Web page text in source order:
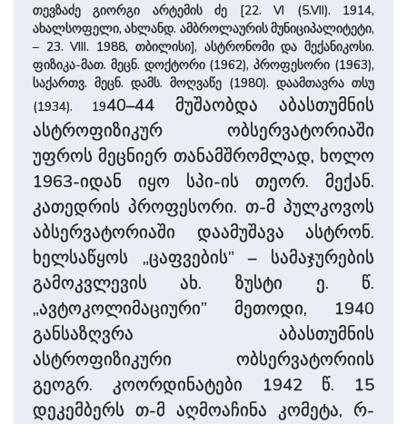
თევზაძე გიორგი არტემის ძე [22. VI (5.VII). 1914,
ახალსოფელი, ახლანდ. ამბროლაურის მუ­ნი­ცი­პა­ლიტე­ტი,
– 23. VIII. 1988, თბილისი], ასტრონომი და მექანიკოსი.
ფიზიკა-მათ. მეცნ. დოქტორი (1962), პროფესორი (1963),
სა­ქართვ. მეცნ. დამს. მოღვაწე (1980). დაამთავრა თსუ
(1934). 1940–44 მუშაობდა აბასთუმნის
ასტროფიზიკურ ­ობსერვატორიაში
უფროს მეცნიერ თანამშრომლად, ხოლო
1963-იდან იყო სპი-ის თეორ. მექან.
კათედრის პროფესორი. თ-მ პულკოვოს
აბსერვატორიაში დაამუშავა ასტრონ.
ხელსაწყოს „ცაფვების” – სამაჯურების
გამოკვლევის ახ. ზუსტი ე. წ.
„ავტოკოლიმაციური” მეთოდი, 1940
განსაზღვრა აბასთუმნის
ასტროფიზიკური ობსერვატორიის
გეოგრ. კოორდინატები 1942 წ. 15
დეკემბერს თ-მ აღმოაჩინა კომეტა, რ-